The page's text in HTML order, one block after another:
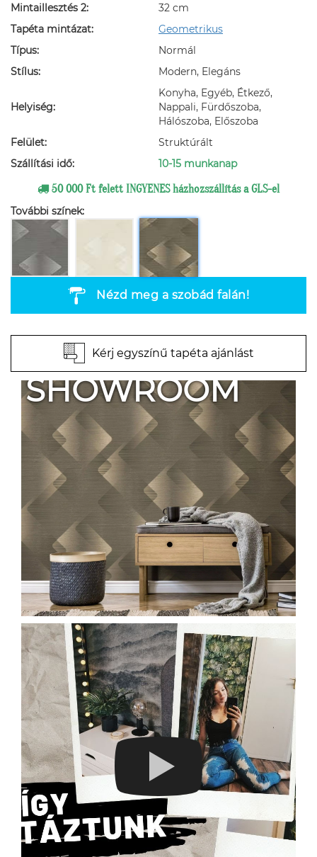
Mintaillesztés 2:
32 cm
Tapéta mintázat:
Geometrikus
Típus:
Normál
Stílus:
Modern, Elegáns
Helyiség:
Konyha, Egyéb, Étkező,
Nappali, Fürdőszoba,
Hálószoba, Előszoba
Felület:
Struktúrált
Szállítási idő:
10-15 munkanap
50 000 Ft felett INGYENES házhozszállítás a GLS-el
További színek:
Nézd meg a szobád falán!
Kérj egyszínű tapéta ajánlást
SHOWROOM